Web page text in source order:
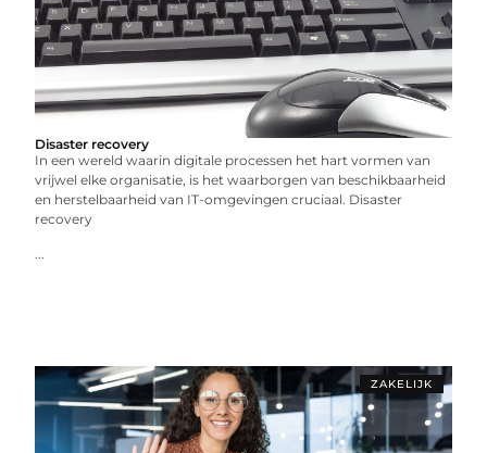
Disaster recovery
In een wereld waarin digitale processen het hart vormen van
vrijwel elke organisatie, is het waarborgen van beschikbaarheid
en herstelbaarheid van IT-omgevingen cruciaal. Disaster
recovery
...
ZAKELIJK